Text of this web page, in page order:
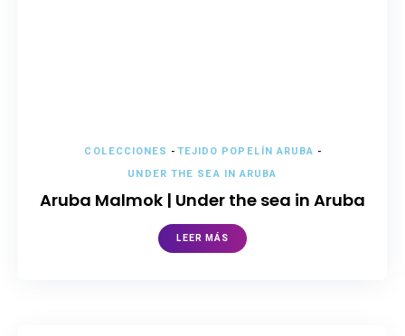
COLECCIONES -TEJIDO POPELÍN ARUBA -
UNDER THE SEA IN ARUBA
Aruba Malmok | Under the sea in Aruba
LEER MÁS